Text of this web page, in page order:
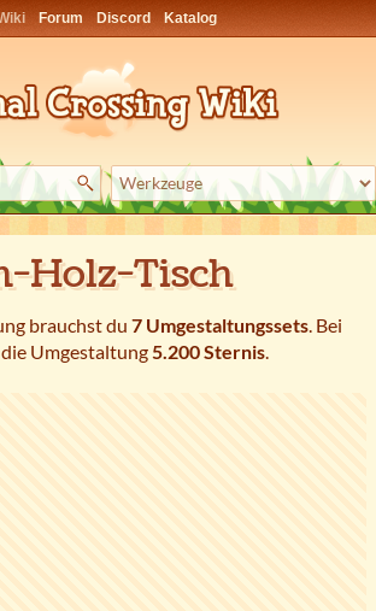
Forum Discord Katalog
Holz-Tisch
brauchst du 7 Umgestaltungssets. Bei
Umgestaltung5.200 Sternis.